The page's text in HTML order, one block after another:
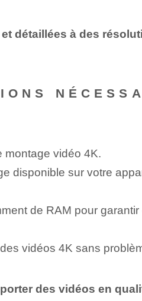
détaillées à des
montage vidéo 4K.
disponible sur votre
de RAM pour
vidéos 4K sans
des vidéos en